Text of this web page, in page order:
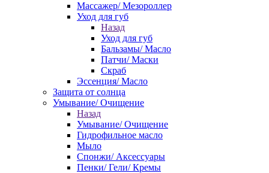
Массажер/ Мезороллер
Уход для губ
Назад
Уход для губ
Бальзамы/ Масло
Патчи/ Маски
Скраб
Эссенция/ Масло
Защита от солнца
Умывание/ Очищение
Назад
Умывание/ Очищение
Гидрофильное масло
Мыло
Спонжи/ Аксессуары
Пенки/ Гели/ Кремы